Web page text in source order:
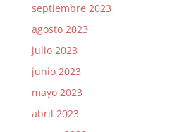
septiembre 2023
agosto 2023
julio 2023
junio 2023
mayo 2023
abril 2023